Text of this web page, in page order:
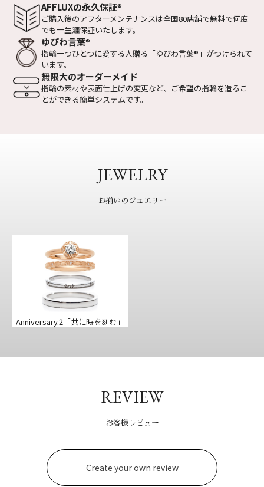
AFFLUXの永久保証®
ご購入後のアフターメンテナンスは全国80店舗で無料で何度
でも一生涯保証いたします。
ゆびわ言葉®
指輪一つひとつに愛する人贈る 「ゆびわ言葉® 」がつけられて
います。
無限大のオーダーメイド
指輪の素材や表面仕上げの変更など、 ご希望の指輪を造るこ
とができる簡単システムです。
JEWELRY
お揃いのジュエリー
Anniversary.2「共に時を刻む」
REVIEW
お客様レビュー
Create your own review